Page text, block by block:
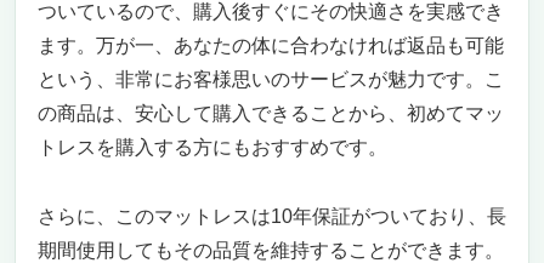
ついているので、購入後すぐにその快適さを実感でき
ます。万が一、あなたの体に合わなければ返品も可能
という、非常にお客様思いのサービスが魅力です。こ
の商品は、安心して購入できることから、初めてマッ
トレスを購入する方にもおすすめです。
さらに、このマットレスは10年保証がついており、長
期間使用してもその品質を維持することができます。